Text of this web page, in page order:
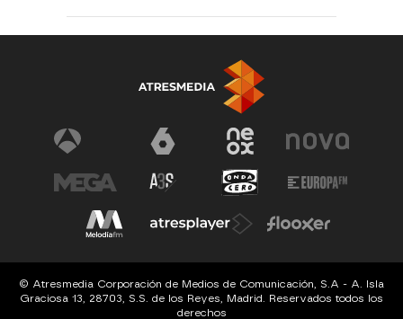
© Atresmedia Corporación de Medios de Comunicación, S.A - A. Isla
Graciosa 13, 28703, S.S. de los Reyes, Madrid. Reservados todos los
derechos